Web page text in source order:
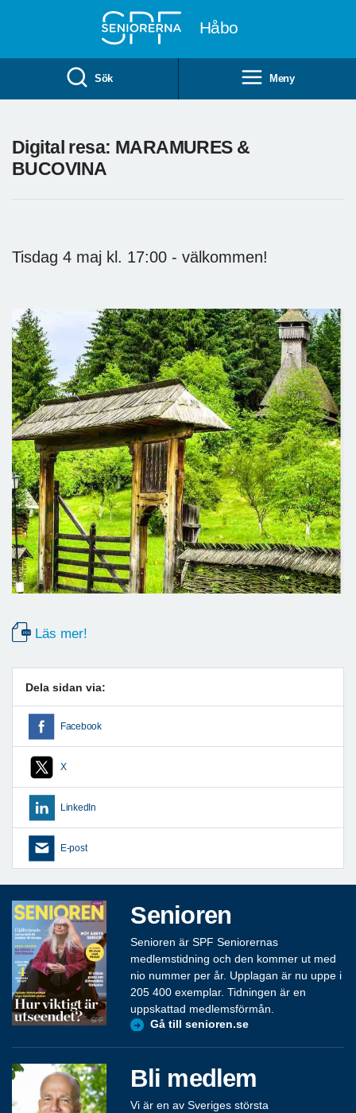
Håbo
Sök Meny
Digital resa: MARAMURES &
BUCOVINA
Tisdag 4 maj kl. 17:00 - välkommen!
Läs mer!
Dela sidan via:
Facebook
X
LinkedIn
E-post
Senioren
Senioren är SPF Seniorernas
medlemstidning och den kommer ut med
nio nummer per år. Upplagan är nu uppe i
205 400 exemplar. Tidningen är en
uppskattad medlemsförmån.
Gå till senioren.se
Bli medlem
Vi är en av Sveriges största